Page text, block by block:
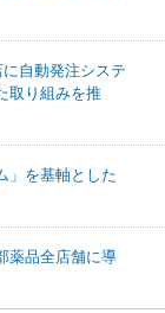
自動発注システ
取り組みを推
」を基軸とした
薬品全店舗に導